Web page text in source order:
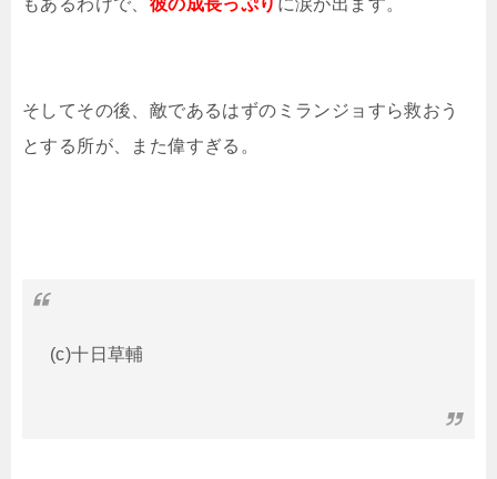
もあるわけで、 彼の成長っぷり に涙が出ます。
そしてその後、敵であるはずのミランジョすら救おう
とする所が、また偉すぎる。
(c)十日草輔